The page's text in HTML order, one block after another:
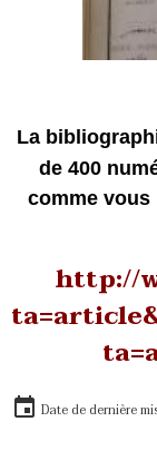
La
de 400
comme vous
http://
Date de dernière